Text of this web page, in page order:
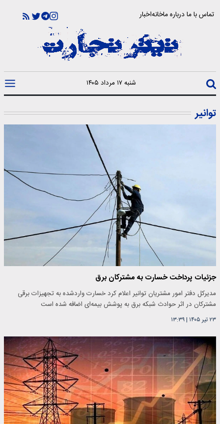
تماس با مادرباره ماخانهاخبار
شنبه ۱۷ مرداد ۱۴۰۵
توانیر
جزئیات پرداخت خسارت به مشترکان برق
مدیرکل دفتر امور مشتریان توانیر اعلام کرد خسارت واردشده به تجهیزات برقی
مشترکان در اثر حوادث شبکه برق به پوشش بیمه‌ای اضافه شده است
۲۳ تیر ۱۴۰۵ |۱۳:۳۹